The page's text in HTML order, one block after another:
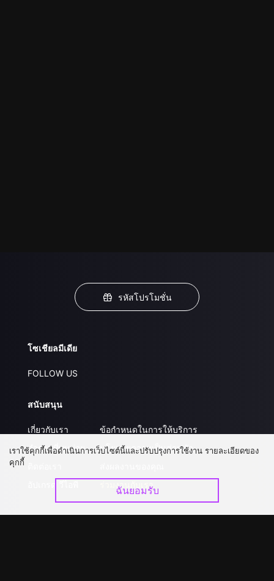
รหัสโปรโมชั่น
โซเชียลมีเดีย
FOLLOW US
สนับสนุน
เกี่ยวกับเรา
คำถามที่พบบ่อย
ข้อกำหนดในการให้บริการ
นโยบายความเป็นส่วนตัว
ร่วมงานกับเรา
เราใช้คุกกี้เพื่อดำเนินการเว็บไซต์นี้และปรับปรุงการใช้งาน รายละเอียดของ
คุกกี้
ฉันยอมรับ